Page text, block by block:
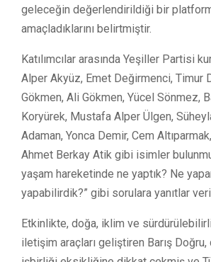
geleceğin değerlendirildiği bir
amaçladıklarını belirtmiştir.
Katılımcılar arasında Yeşiller Partisi
Alper Akyüz, Emet Değirmenci, Timur
Gökmen, Ali Gökmen, Yücel Sönmez,
Koryürek, Mustafa Alper Ülgen,
Adaman, Yonca Demir, Cem
Ahmet Berkay Atik gibi isimler
yaşam hareketinde ne yaptık? Ne
yapabilirdik?” gibi sorulara yanıtlar
Etkinlikte, doğa, iklim ve
iletişim araçları geliştiren Barış Doğru,